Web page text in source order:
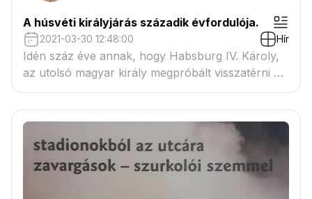
A húsvéti királyjárás századik évfordulója.
2021-03-30 12:48:00 Hír
Idén száz éve annak, hogy Habsburg IV. Károly,
az utolsó magyar király megpróbált visszatérni a
trónjára.